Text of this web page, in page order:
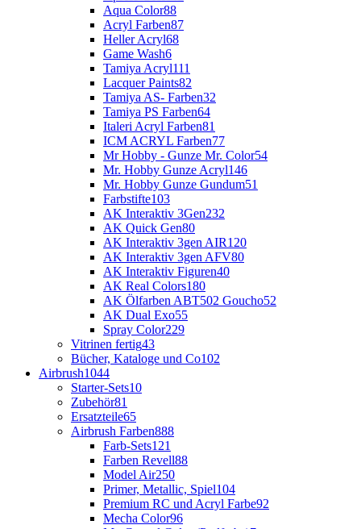
Aqua Color88
Acryl Farben87
Heller Acryl68
Game Wash6
Tamiya Acryl111
Lacquer Paints82
Tamiya AS- Farben32
Tamiya PS Farben64
Italeri Acryl Farben81
ICM ACRYL Farben77
Mr Hobby - Gunze Mr. Color54
Mr. Hobby Gunze Acryl146
Mr. Hobby Gunze Gundum51
Farbstifte103
AK Interaktiv 3Gen232
AK Quick Gen80
AK Interaktiv 3gen AIR120
AK Interaktiv 3gen AFV80
AK Interaktiv Figuren40
AK Real Colors180
AK Ölfarben ABT502 Goucho52
AK Dual Exo55
Spray Color229
Vitrinen fertig43
Bücher, Kataloge und Co102
Airbrush1044
Starter-Sets10
Zubehör81
Ersatzteile65
Airbrush Farben888
Farb-Sets121
Farben Revell88
Model Air250
Primer, Metallic, Spiel104
Premium RC und Acryl Farbe92
Mecha Color96